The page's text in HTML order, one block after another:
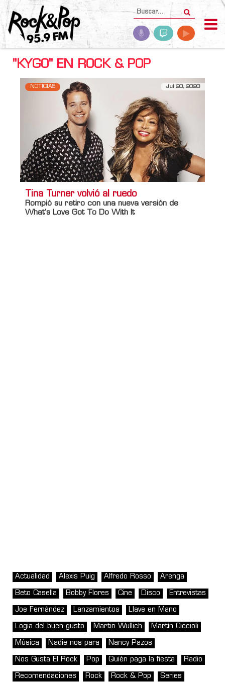
"KYGO" EN ROCK & POP
NOTICIAS Jul 20, 2020
Tina Turner volvió al ruedo
Rompió su retiro con una nueva versión de
What's Love Got To Do With It
Actualidad Alexis Puig Alfredo Rosso Arenga
Beto Casella Bobby Flores Cine Disco Entrevistas
Joe Fernández Lanzamientos Llave en Mano
Logia del buen gusto Martin Wullich Martín Ciccioli
Música Nadie nos para Nancy Pazos
Nos Gusta El Rock Pop Quién paga la fiesta Radio
Recomendaciones Rock Rock & Pop Series